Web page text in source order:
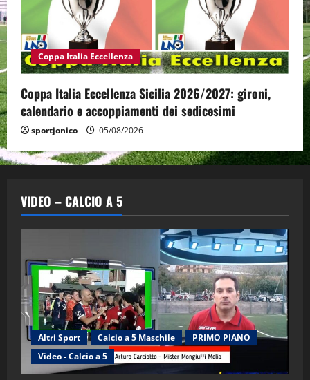
Coppa Italia Eccellenza
Coppa Italia Eccellenza Sicilia 2026/2027: gironi,
calendario e accoppiamenti dei sedicesimi
sportjonico 05/08/2026
VIDEO – CALCIO A 5
Altri Sport Calcio a 5 Maschile
PRIMO PIANO
Video - Calcio a 5